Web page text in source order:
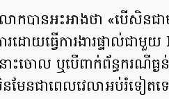
ក​បាន​អះអាងថា​ «​បើសិនជា​ម
រ​ដោយ​ធ្វើការ​ងារ​ផ្ទាល់​ជ
ះ​ចោល ឬ​បើ​ពាក់​ព័ន្ធករណី​ធ្ង
មែនជា​ពេលវេលា​អប់រំ​ទៀត​ទ